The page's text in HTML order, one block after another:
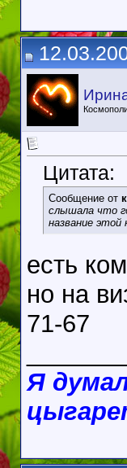
Цитата:
Сообщение от
слышала что
название этой
есть
но на
71-67
Я